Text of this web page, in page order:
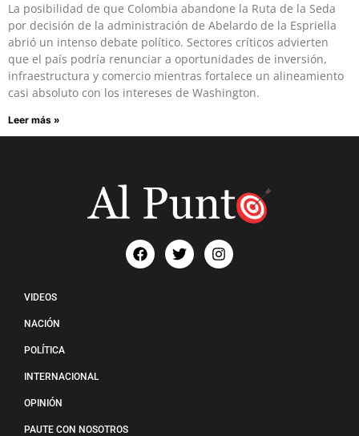
La posibilidad de que Colombia abandone la Ruta de la Seda
por decisión de la administración de Abelardo de la Espriella
abrió un intenso debate político. Sectores críticos advierten
que el país podría renunciar a oportunidades de inversión,
infraestructura y comercio mientras fortalece un alineamiento
casi absoluto con los intereses de Washington.
Leer más »
VIDEOS
NACIÓN
POLÍTICA
INTERNACIONAL
OPINIÓN
PAUTE CON NOSOTROS